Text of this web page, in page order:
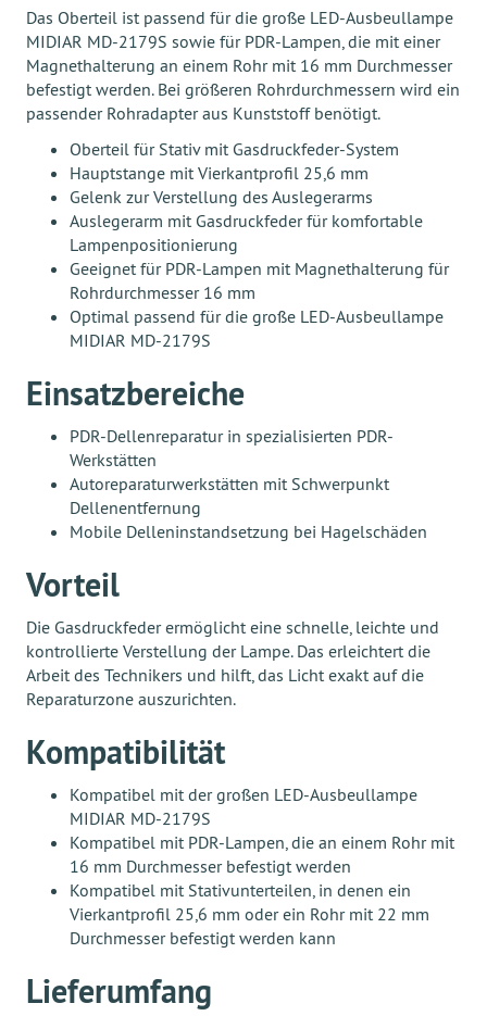
Das Oberteil ist passend für die große LED-Ausbeullampe
MIDIAR MD-2179S sowie für PDR-Lampen, die mit einer
Magnethalterung an einem Rohr mit 16 mm Durchmesser
befestigt werden. Bei größeren Rohrdurchmessern wird ein
passender Rohradapter aus Kunststoff benötigt.
Oberteil für Stativ mit Gasdruckfeder-System
Hauptstange mit Vierkantprofil 25,6 mm
Gelenk zur Verstellung des Auslegerarms
Auslegerarm mit Gasdruckfeder für komfortable
Lampenpositionierung
Geeignet für PDR-Lampen mit Magnethalterung für
Rohrdurchmesser 16 mm
Optimal passend für die große LED-Ausbeullampe
MIDIAR MD-2179S
Einsatzbereiche
PDR-Dellenreparatur in spezialisierten PDR-
Werkstätten
Autoreparaturwerkstätten mit Schwerpunkt
Dellenentfernung
Mobile Delleninstandsetzung bei Hagelschäden
Vorteil
Die Gasdruckfeder ermöglicht eine schnelle, leichte und
kontrollierte Verstellung der Lampe. Das erleichtert die
Arbeit des Technikers und hilft, das Licht exakt auf die
Reparaturzone auszurichten.
Kompatibilität
Kompatibel mit der großen LED-Ausbeullampe
MIDIAR MD-2179S
Kompatibel mit PDR-Lampen, die an einem Rohr mit
16 mm Durchmesser befestigt werden
Kompatibel mit Stativunterteilen, in denen ein
Vierkantprofil 25,6 mm oder ein Rohr mit 22 mm
Durchmesser befestigt werden kann
Lieferumfang